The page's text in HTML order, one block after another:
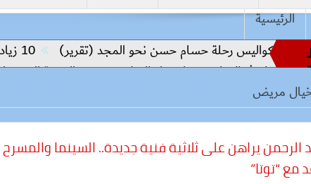
الرئيسية
كواليس رحلة حسام حسن نحو المجد (تقرير) 10 زيادات في 10 سنوات.. هل حان الوقت لرفع دعم البنزين نهائيا؟
في التعليم مفتاح بناء السلام وتحقيق التنمية المستدامة
مريض
يراهن على ثلاثية فنية جديدة.. السينما والمسرح
“توتا”